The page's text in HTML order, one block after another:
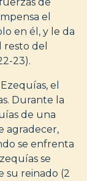
el
en él, y le da
del
23).
el
Durante la
de una
agradecer,
se enfrenta
se
su reinado (2